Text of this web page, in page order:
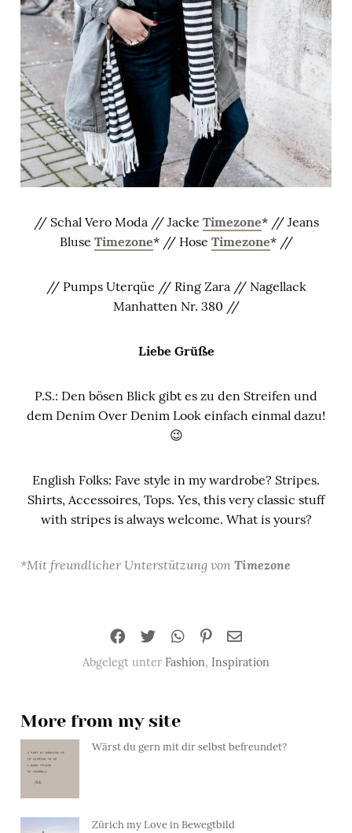
// Schal Vero Moda // Jacke Timezone* // Jeans
Bluse Timezone* // Hose Timezone* //
// Pumps Uterqüe // Ring Zara // Nagellack
Manhatten Nr. 380 //
Liebe Grüße
P.S.: Den bösen Blick gibt es zu den Streifen und
dem Denim Over Denim Look einfach einmal dazu!
😉
English Folks: Fave style in my wardrobe? Stripes.
Shirts, Accessoires, Tops. Yes, this very classic stuff
with stripes is always welcome. What is yours?
*Mit freundlicher Unterstützung vonTimezone
Abgelegt unter Fashion, Inspiration
More from my site
Wärst du gern mit dir selbst befreundet?
Zürich my Love in Bewegtbild